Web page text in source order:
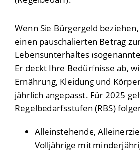
Wenn Sie Bürgergeld
einen pauschalierten Betrag
Lebensunterhaltes
Er deckt Ihre Bedürfnisse ab,
Ernährung, Kleidung und
jährlich angepasst. Für 2025
Regelbedarfsstufen (RBS)
Alleinstehende,
Volljährige mit